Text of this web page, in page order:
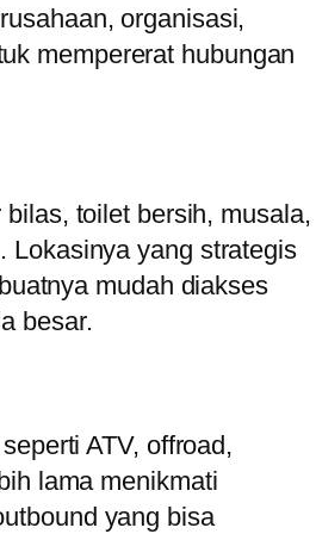
organisasi,
mempererat hubungan
toilet bersih, musala,
Lokasinya yang strategis
mudah diakses
besar.
ATV, offroad,
lama menikmati
yang bisa